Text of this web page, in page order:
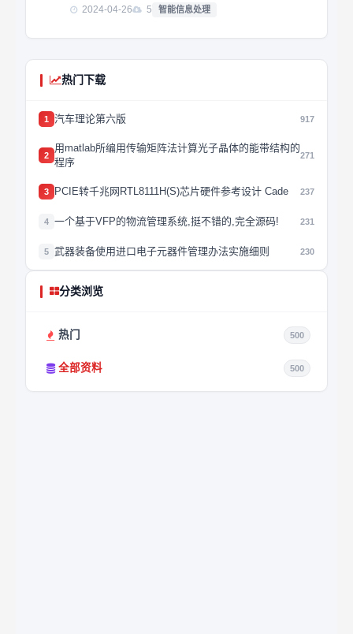
用的信息和知识直接传递给有需求的用户。各公共知识
容的新信
2024-04-26 5 智能信息处理
热门下载
1 汽车理论第六版 917
2
用matlab所编用传输矩阵法计算光子晶体的能带结构的
程序
271
3 PCIE转千兆网RTL8111H(S)芯片硬件参考设计 Cade 237
4 一个基于VFP的物流管理系统,挺不错的,完全源码! 231
5 武器装备使用进口电子元器件管理办法实施细则 230
分类浏览
热门 500
全部资料 500